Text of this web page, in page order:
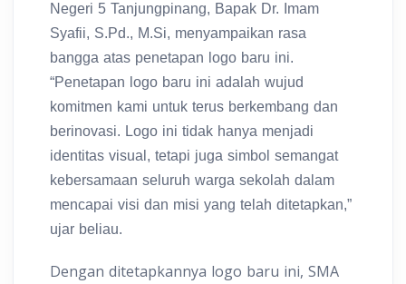
Negeri 5 Tanjungpinang, Bapak Dr. Imam
Syafii, S.Pd., M.Si, menyampaikan rasa
bangga atas penetapan logo baru ini.
“Penetapan logo baru ini adalah wujud
komitmen kami untuk terus berkembang dan
berinovasi. Logo ini tidak hanya menjadi
identitas visual, tetapi juga simbol semangat
kebersamaan seluruh warga sekolah dalam
mencapai visi dan misi yang telah ditetapkan,”
ujar beliau.
Dengan ditetapkannya logo baru ini, SMA